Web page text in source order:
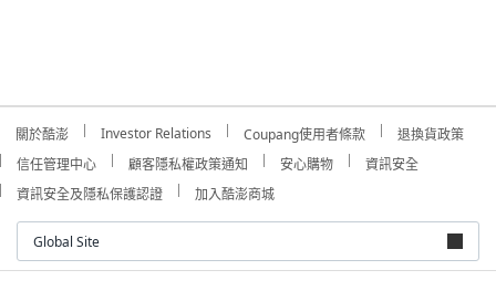
關於酷澎 Investor Relations Coupang使用者條款
退換貨政策
信任管理中心
顧客隱私權政策通知 安心購物
資訊安全
資訊安全及隱私保護認證
加入酷澎商城
Global Site